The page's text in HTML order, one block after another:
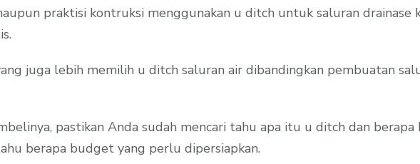
praktisi kontruksi menggunakan u ditch untuk saluran drainase
juga lebih memilih u ditch saluran air dibandingkan pembuatan
pastikan Anda sudah mencari tahu apa itu u ditch dan
berapa budget yang perlu dipersiapkan.